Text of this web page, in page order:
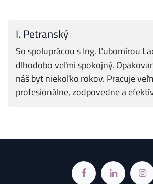
I. Petranský
So spoluprácou s Ing. Ľubomírou
dlhodobo veľmi spokojný.
náš byt niekoľko rokov. Pracuje
profesionálne, zodpovedne a